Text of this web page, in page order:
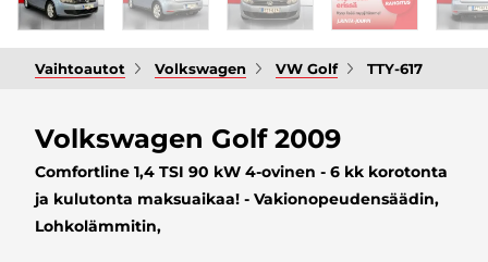
Vaihtoautot Volkswagen VW Golf TTY-617
Volkswagen Golf 2009
Comfortline 1,4 TSI 90 kW 4-ovinen - 6 kk korotonta
ja kulutonta maksuaikaa! - Vakionopeudensäädin,
Lohkolämmitin,